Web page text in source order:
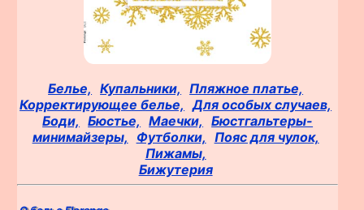
Белье, Купальники,
Пляжное платье,
Корректирующее белье,
Для особых случаев,
Боди,
Бюстье, Маечки,
Бюстгальтеры-
минимайзеры,
Футболки, Пояс для чулок,
Пижамы,
Бижутерия